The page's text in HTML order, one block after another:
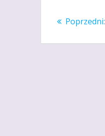
wpisu
Poprzedni: